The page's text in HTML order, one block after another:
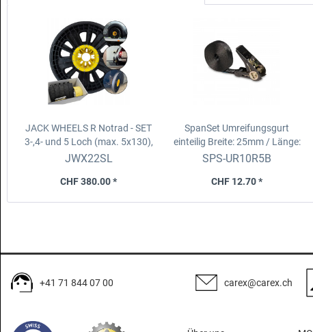
JACK WHEELS R Notrad - SET
3-,4- und 5 Loch (max. 5x130),
Nabenbohrung 73.1mm
JWX22SL
CHF 380.00 *
SpanSet Umreifungsgurt
einteilig Breite: 25mm / Länge:
5m / Schwarz
SPS-UR10R5B
CHF 12.70 *
+41 71 844 07 00 carex@carex.ch